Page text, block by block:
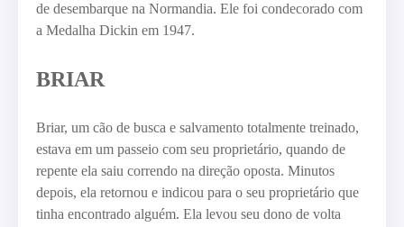
de desembarque na Normandia. Ele foi condecorado com
a Medalha Dickin em 1947.
BRIAR
Briar, um cão de busca e salvamento totalmente treinado,
estava em um passeio com seu proprietário, quando de
repente ela saiu correndo na direção oposta. Minutos
depois, ela retornou e indicou para o seu proprietário que
tinha encontrado alguém. Ela levou seu dono de volta